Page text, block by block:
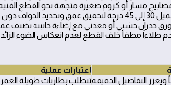
مسار أو كروم صغيرة متجهة نحو القطع الفنية
ساطعة.
جدران خشبي أو معدني مع إضاءة جانبية يضيف
طلاءاً مطفأ خلف القطع لعدم انعكاس الضوء الزائد.
اعتبارات عملية
ويعزز التفاصيل الدقيقةتتطلب بطاريات طويلة